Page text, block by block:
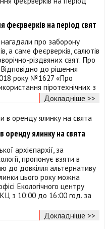
феєрверків на період свят
про заборону
а саме феєрверків, салютів
різдвяних свят. Про
до рішення
року №1627 «Про
піротехнічних з
Докладніше >>
ялинку на свята
архієпархії, за
пропонує взяти в
до довкілля альтернативу
цього року можна
Екологічного центру
з 10:00 до 16:00 год. за
Докладніше >>